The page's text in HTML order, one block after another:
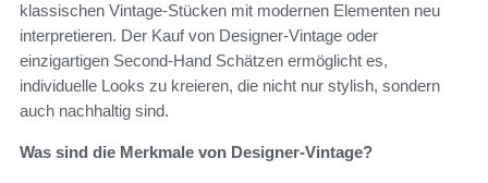
klassischen Vintage-Stücken mit modernen Elementen neu
interpretieren. Der Kauf von Designer-Vintage oder
einzigartigen Second-Hand Schätzen ermöglicht es,
individuelle Looks zu kreieren, die nicht nur stylish, sondern
auch nachhaltig sind.
Was sind die Merkmale von Designer-Vintage?